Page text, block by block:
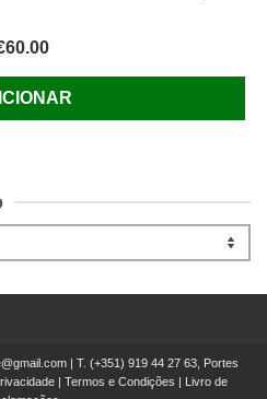
60.00
| T. (+351) 919 44 27 63, Portes
| Termos e Condições | Livro de